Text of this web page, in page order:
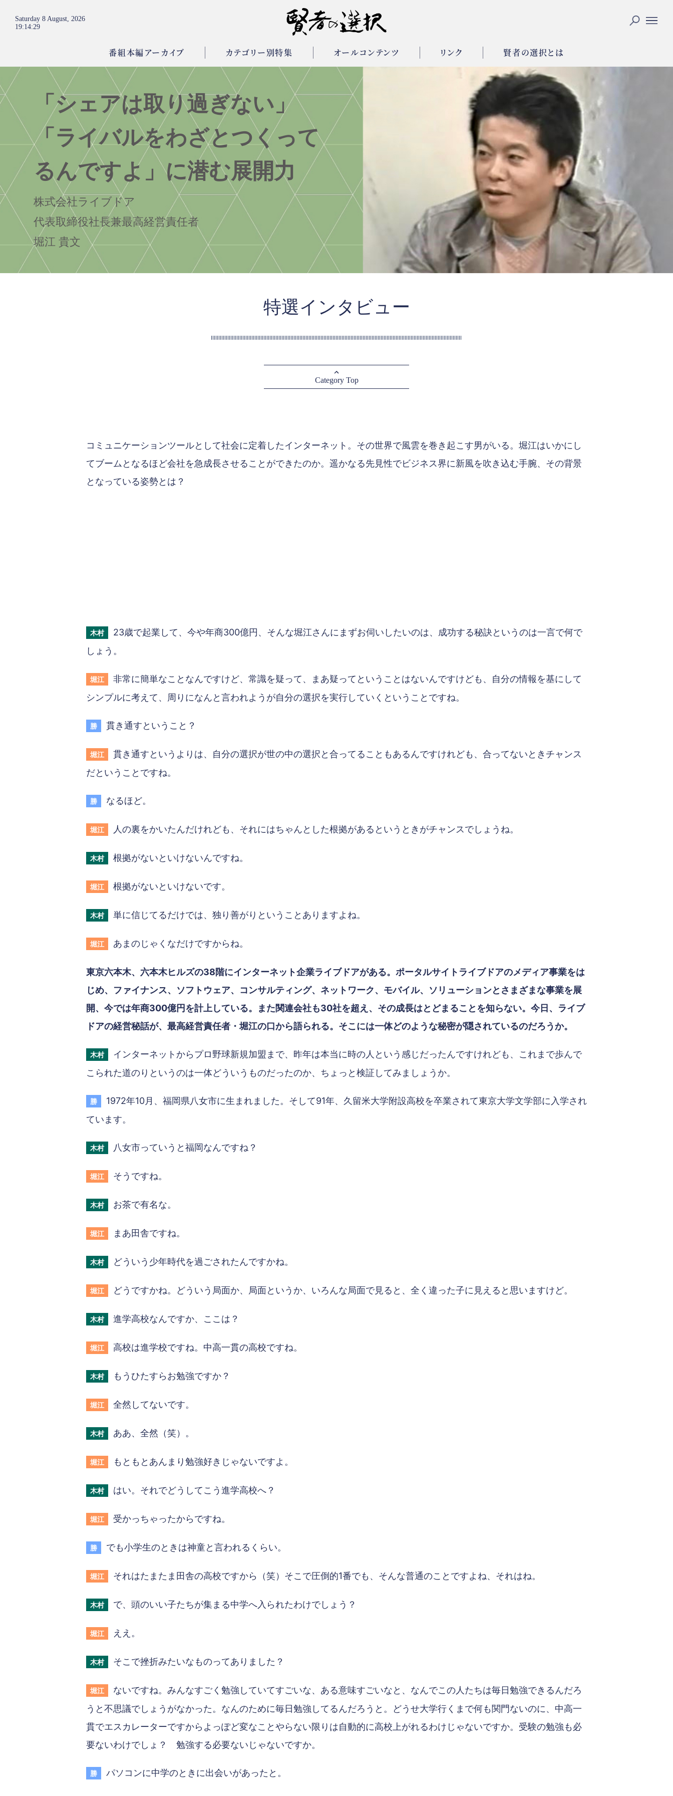
番組本編アーカイブ カテゴリー別特集 オールコンテンツ リンク 賢者の選択とは
Saturday 8 August, 2026
19:14:30
「シェアは取り過ぎない」
「ライバルをわざとつくって
るんですよ」に潜む展開力
株式会社ライブドア
代表取締役社長兼最高経営責任者
堀江 貴文
特選インタビュー
Category Top
コミュニケーションツールとして社会に定着したインターネット。その世界で風雲を巻き起こす男がいる。堀江はいかにし
てブームとなるほど会社を急成長させることができたのか。遥かなる先見性でビジネス界に新風を吹き込む手腕、その背景
となっている姿勢とは？
木村
23歳で起業して、今や年商300億円、そんな堀江さんにまずお伺いしたいのは、成功する秘訣というのは一言で何で
しょう。
堀江
非常に簡単なことなんですけど、常識を疑って、まあ疑ってということはないんですけども、自分の情報を基にして
シンプルに考えて、周りになんと言われようが自分の選択を実行していくということですね。
勝 貫き通すということ？
堀江
貫き通すというよりは、自分の選択が世の中の選択と合ってることもあるんですけれども、合ってないときチャンス
だということですね。
勝 なるほど。
堀江 人の裏をかいたんだけれども、それにはちゃんとした根拠があるというときがチャンスでしょうね。
木村 根拠がないといけないんですね。
堀江 根拠がないといけないです。
木村 単に信じてるだけでは、独り善がりということありますよね。
堀江 あまのじゃくなだけですからね。
東京六本木、六本木ヒルズの38階にインターネット企業ライブドアがある。ポータルサイトライブドアのメディア事業をは
じめ、ファイナンス、ソフトウェア、コンサルティング、ネットワーク、モバイル、ソリューションとさまざまな事業を展
開、今では年商300億円を計上している。また関連会社も30社を超え、その成長はとどまることを知らない。今日、ライブ
ドアの経営秘話が、最高経営責任者・堀江の口から語られる。そこには一体どのような秘密が隠されているのだろうか。
木村
インターネットからプロ野球新規加盟まで、昨年は本当に時の人という感じだったんですけれども、これまで歩んで
こられた道のりというのは一体どういうものだったのか、ちょっと検証してみましょうか。
勝
1972年10月、福岡県八女市に生まれました。そして91年、久留米大学附設高校を卒業されて東京大学文学部に入学され
ています。
木村 八女市っていうと福岡なんですね？
堀江 そうですね。
木村 お茶で有名な。
堀江 まあ田舎ですね。
木村 どういう少年時代を過ごされたんですかね。
堀江 どうですかね。どういう局面か、局面というか、いろんな局面で見ると、全く違った子に見えると思いますけど。
木村 進学高校なんですか、ここは？
堀江 高校は進学校ですね。中高一貫の高校ですね。
木村 もうひたすらお勉強ですか？
堀江 全然してないです。
木村 ああ、全然（笑）。
堀江 もともとあんまり勉強好きじゃないですよ。
木村 はい。それでどうしてこう進学高校へ？
堀江 受かっちゃったからですね。
勝 でも小学生のときは神童と言われるくらい。
堀江 それはたまたま田舎の高校ですから（笑）そこで圧倒的1番でも、そんな普通のことですよね、それはね。
木村 で、頭のいい子たちが集まる中学へ入られたわけでしょう？
堀江 ええ。
木村 そこで挫折みたいなものってありました？
堀江
ないですね。みんなすごく勉強していてすごいな、ある意味すごいなと、なんでこの人たちは毎日勉強できるんだろ
うと不思議でしょうがなかった。なんのために毎日勉強してるんだろうと。どうせ大学行くまで何も関門ないのに、中高一
貫でエスカレーターですからよっぽど変なことやらない限りは自動的に高校上がれるわけじゃないですか。受験の勉強も必
要ないわけでしょ？ 勉強する必要ないじゃないですか。
勝 パソコンに中学のときに出会いがあったと。